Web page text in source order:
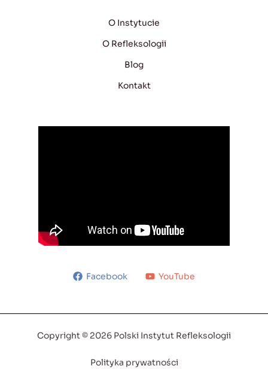
O Instytucie
O Refleksologii
Blog
Kontakt
Facebook YouTube
Copyright © 2026 Polski Instytut Refleksologii
Polityka prywatności